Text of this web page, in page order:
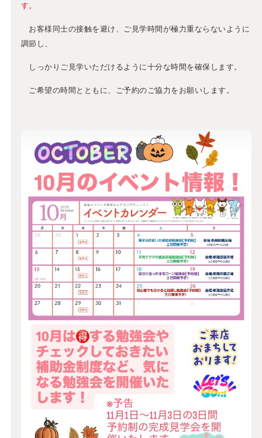
す。
お客様同士の接触を避け、ご見学時間が極力重ならないように
調節し、
しっかりご見学いただけるように十分な時間を確保します。
ご希望の時間とともに、ご予約のご協力をお願いします。